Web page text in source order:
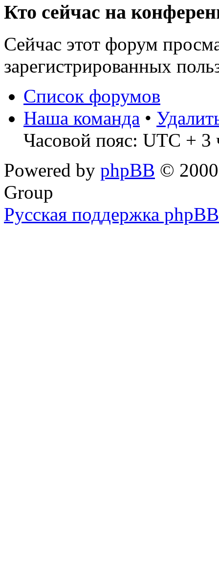
Кто сейчас на
Сейчас этот форум
зарегистрированных
Список форумов
Наша команда •
Часовой пояс: UTC + 3
Powered by phpBB ©
Group
Русская поддержка phpBB